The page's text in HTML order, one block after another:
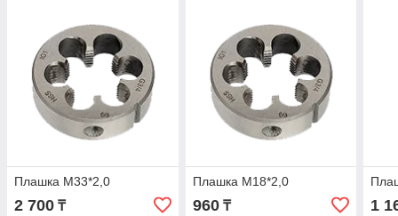
Плашка М33*2,0
2 700 ₸
Плашка М18*2,0
960₸ 1